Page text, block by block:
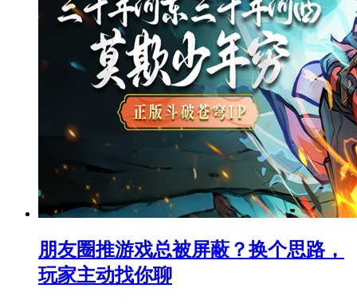
朋友圈推游戏总被屏蔽？换个思路，
玩家主动找你聊